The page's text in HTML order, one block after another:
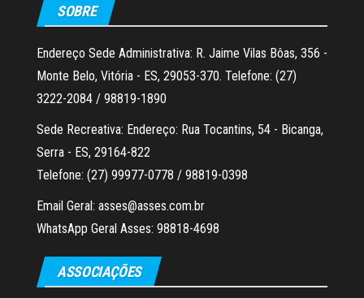
SOBRE
Endereço Sede Administrativa: R. Jaime Vilas Bôas, 356 -
Monte Belo, Vitória - ES, 29053-370. Telefone: (27)
3222-2084 / 98819-1890
Sede Recreativa: Endereço: Rua Tocantins, 54 - Bicanga,
Serra - ES, 29164-822
Telefone: (27) 99977-0778 / 98819-0398
Email Geral: asses@asses.com.br
WhatsApp Geral Asses: 98818-4698
ASSOCIAÇÕES